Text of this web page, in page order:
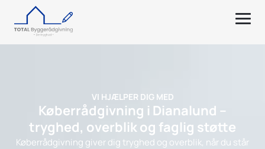
VI HJÆLPER DIG MED
Køberrådgivning i Dianalund –
tryghed, overblik og faglig støtte
Køberrådgivning giver dig tryghed og overblik, når du står